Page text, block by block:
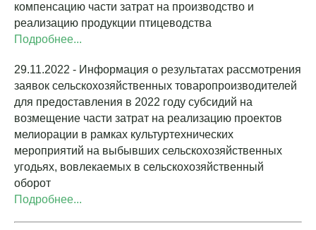
компенсацию части затрат на производство и
реализацию продукции птицеводства
Подробнее...
29.11.2022 - Информация о результатах рассмотрения
заявок сельскохозяйственных товаропроизводителей
для предоставления в 2022 году субсидий на
возмещение части затрат на реализацию проектов
мелиорации в рамках культуртехнических
мероприятий на выбывших сельскохозяйственных
угодьях, вовлекаемых в сельскохозяйственный
оборот
Подробнее...